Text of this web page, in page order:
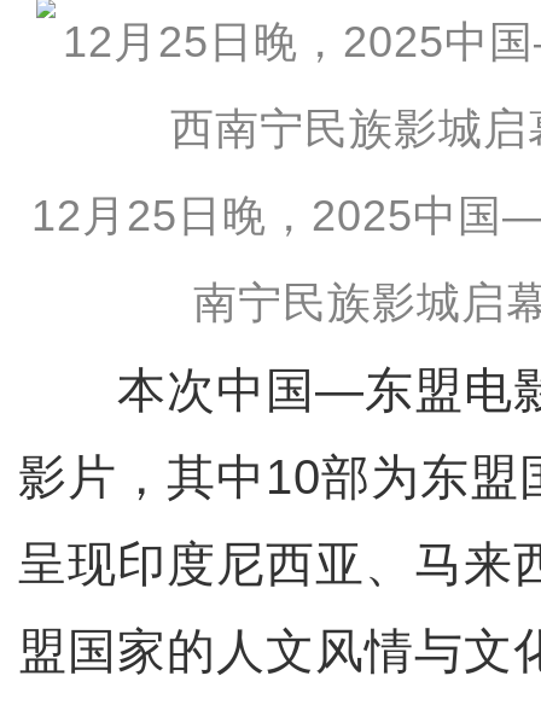
12月25日晚，2025中国
南宁民族影城启
本次中国—东盟电影
影片，其中10部为东盟
呈现印度尼西亚、马来
盟国家的人文风情与文